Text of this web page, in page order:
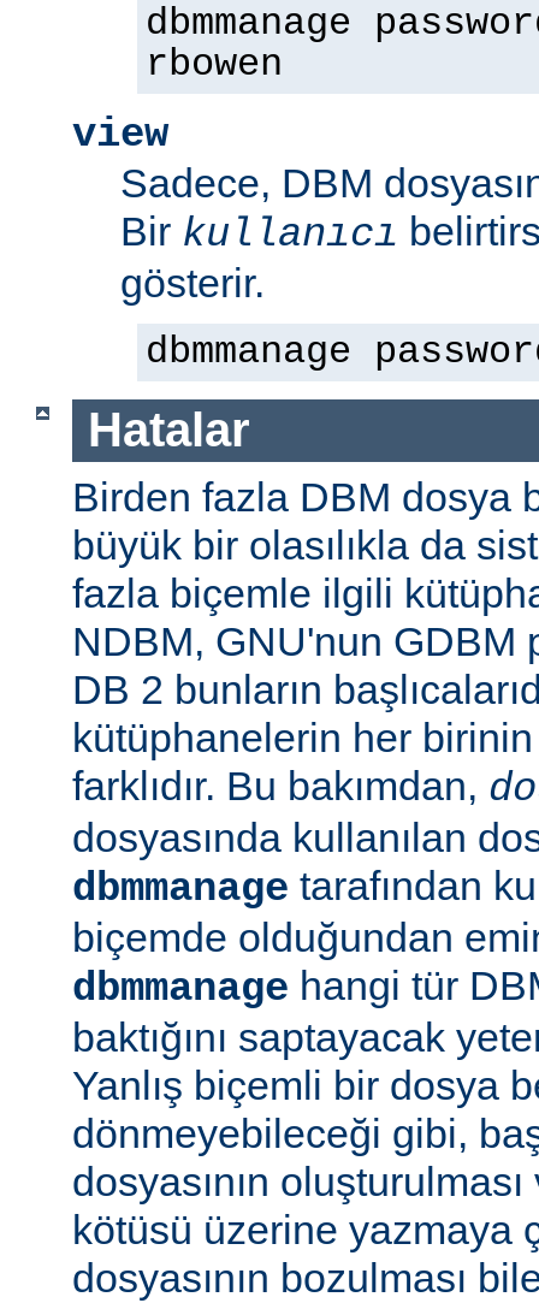
dbmmanage
rbowen
view
Sadece, DBM
Bir kullanıcı
gösterir.
dbmmanage
Hatalar
Birden fazla DBM dosya
büyük bir olasılıkla da
fazla biçemle ilgili
NDBM, GNU'nun GDBM
DB 2 bunların
kütüphanelerin her
farklıdır. Bu bakımdan,
dosyasında kullanılan
dbmmanage tarafından
biçemde olduğundan
dbmmanage hangi tür
baktığını saptayacak
Yanlış biçemli bir dosya
dönmeyebileceği gibi,
dosyasının
kötüsü üzerine yazmaya
dosyasının bozulması